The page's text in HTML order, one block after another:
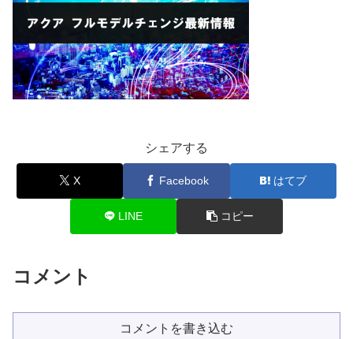
シェアする
X Facebook はてブ
LINE コピー
コメント
コメントを書き込む